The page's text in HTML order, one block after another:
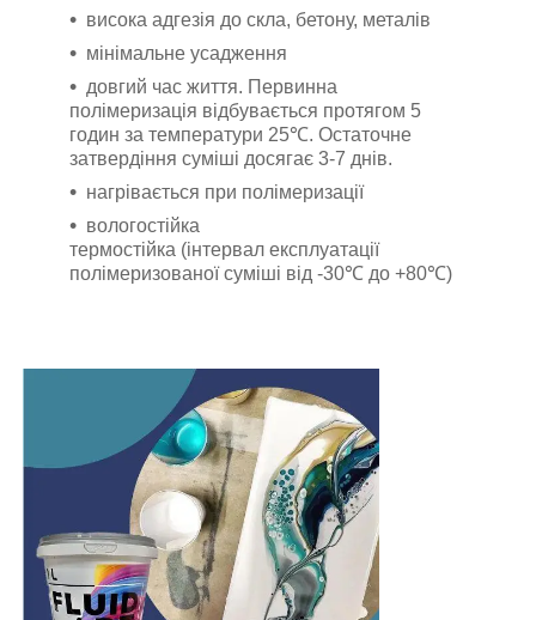
висока адгезія до скла, бетону, металів
мінімальне усадження
довгий час життя. Первинна
полімеризація відбувається протягом 5
годин за температури 25℃. Остаточне
затвердіння суміші досягає 3-7 днів.
нагрівається при полімеризації
вологостійка
термостійка (інтервал експлуатації
полімеризованої суміші від -30℃ до +80℃)